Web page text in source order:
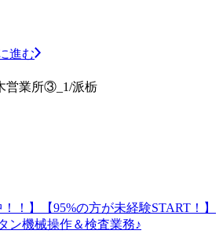
進む
営業所③_1/派栃
！！】【95%の方が未経験START！】
ン機械操作＆検査業務♪